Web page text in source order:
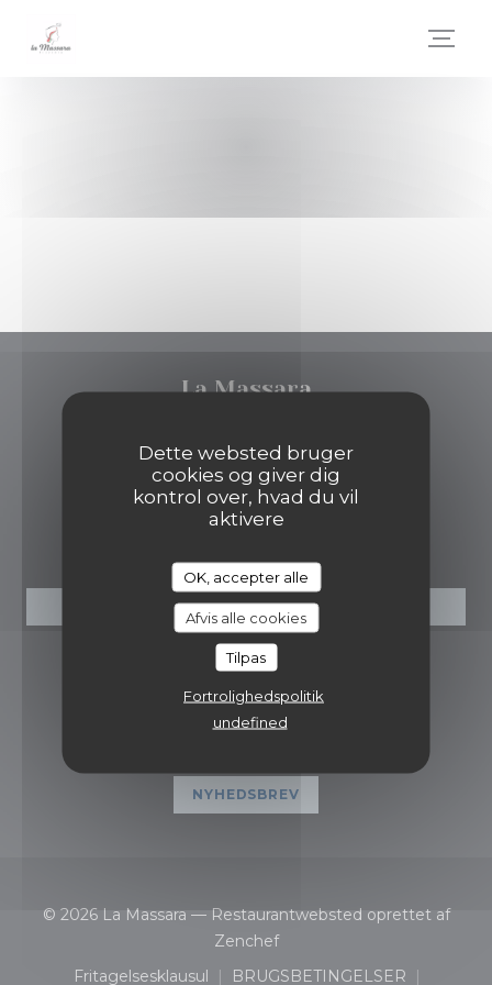
Dette websted bruger
cookies og giver dig
kontrol over, hvad du vil
aktivere
OK, accepter alle
Afvis alle cookies
Tilpas
Fortrolighedspolitik
undefined
La Massara
70 RUE DE TURBIGO 75003 PARIS
01 42 74 13 94
RESERVATION
BOOK ET BORD
FØLG OS
Facebook ((åbner i et nyt
Instagram ((åbner i et
NYHEDSBREV
© 2026 La Massara — Restaurantwebsted oprettet af
Zenchef((åbner i et nyt vindue))
Fritagelsesklausul
BRUGSBETINGELSER